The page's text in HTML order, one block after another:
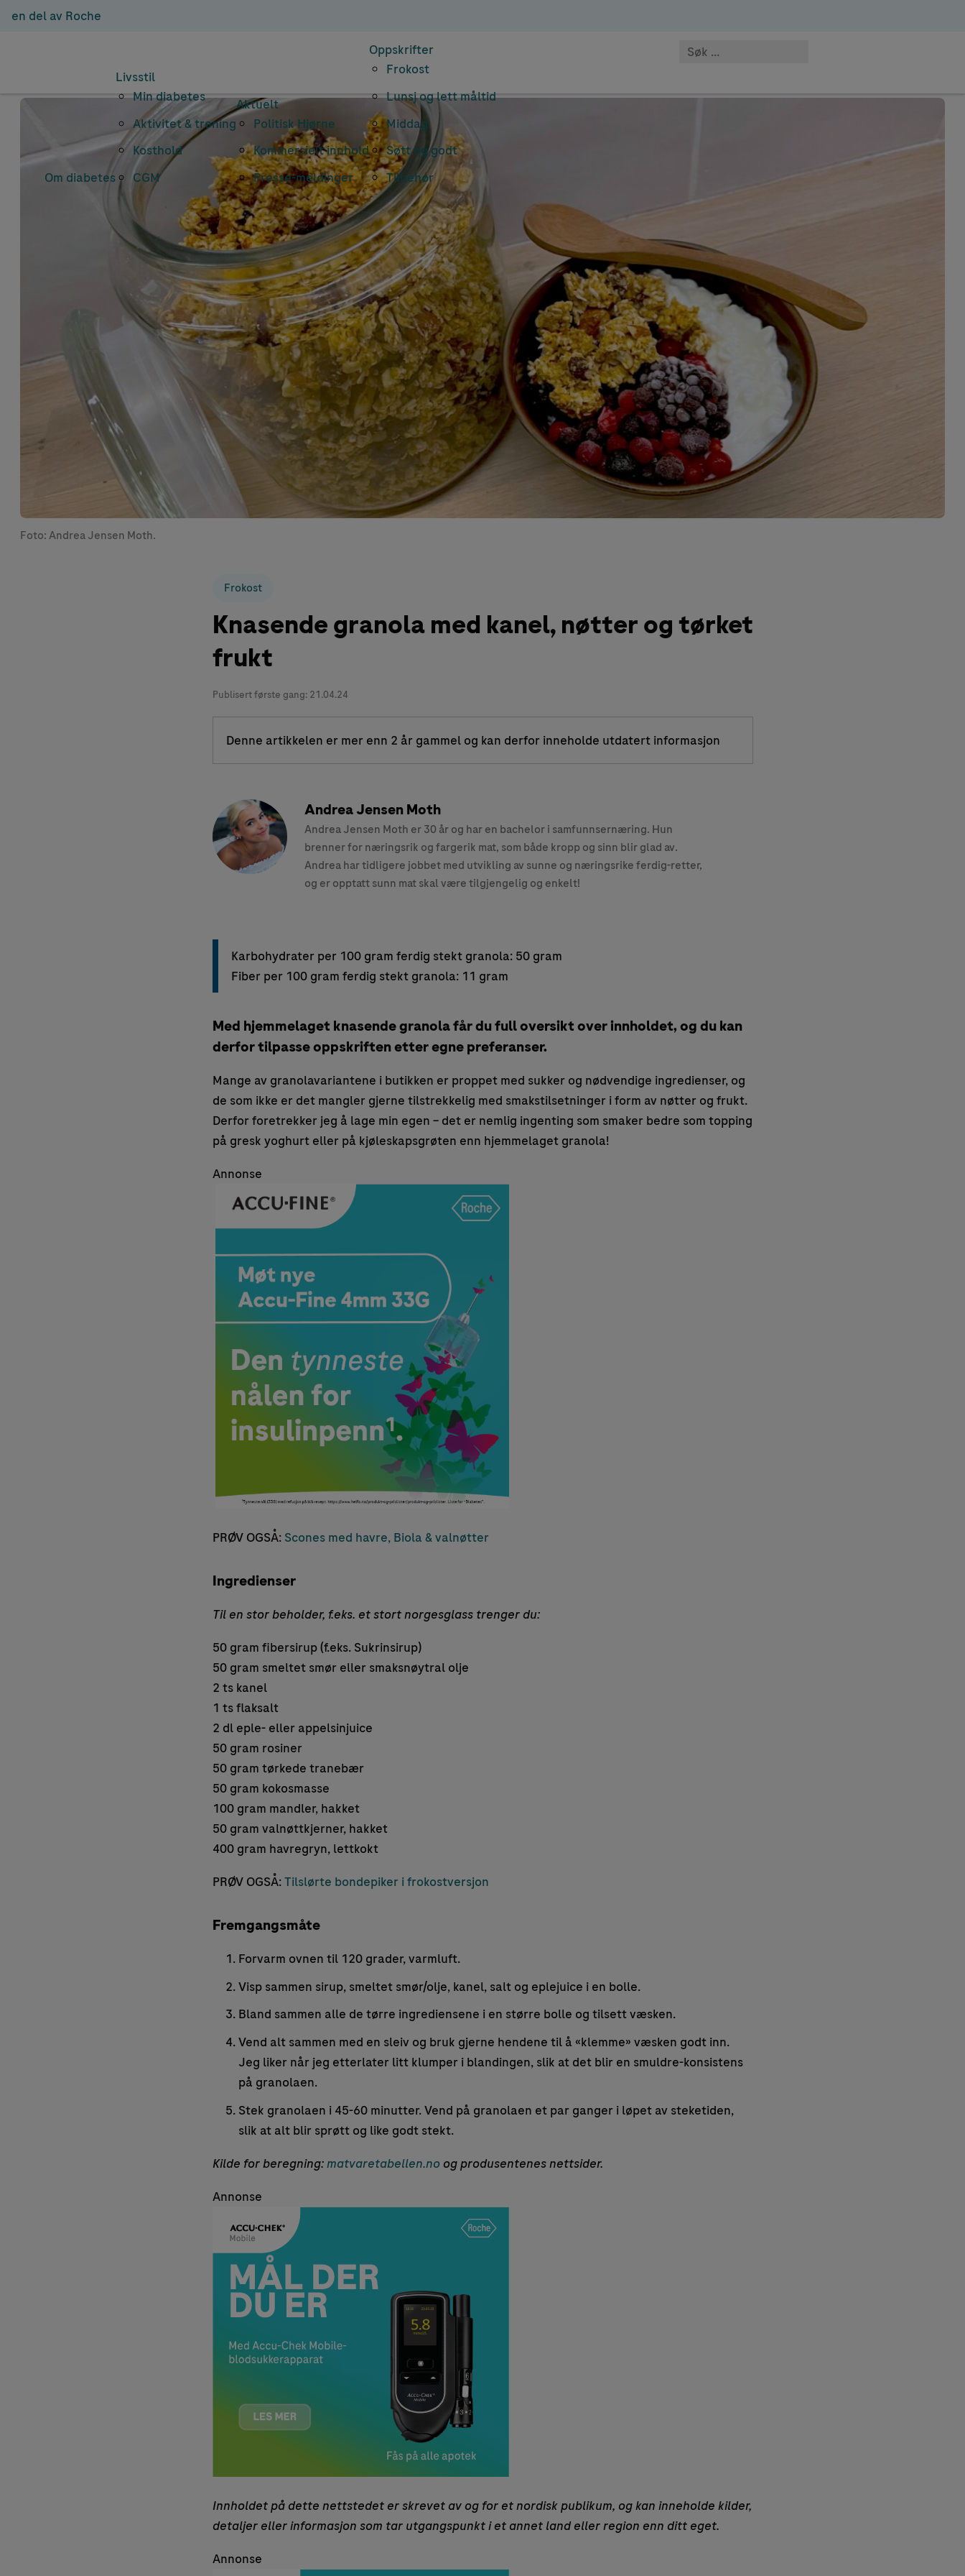
en del av Roche
Om diabetes
Livsstil
Min diabetes
Aktivitet & trening
Kosthold
CGM
Aktuelt
Politisk Hjørne
Kommersielt innhold
Presse-meldinger
Oppskrifter
Frokost
Lunsj og lett måltid
Middag
Søtt og godt
Tilbehør
Foto: Andrea Jensen Moth.
Frokost
Knasende granola med kanel, nøtter og tørket
frukt
Publisert første gang: 21.04.24
Denne artikkelen er mer enn 2 år gammel og kan derfor inneholde utdatert informasjon
Andrea Jensen Moth
Andrea Jensen Moth er 30 år og har en bachelor i samfunnsernæring. Hun
brenner for næringsrik og fargerik mat, som både kropp og sinn blir glad av.
Andrea har tidligere jobbet med utvikling av sunne og næringsrike ferdig-retter,
og er opptatt sunn mat skal være tilgjengelig og enkelt!
Karbohydrater per 100 gram ferdig stekt granola: 50 gram
Fiber per 100 gram ferdig stekt granola: 11 gram
Med hjemmelaget knasende granola får du full oversikt over innholdet, og du kan
derfor tilpasse oppskriften etter egne preferanser.
Mange av granolavariantene i butikken er proppet med sukker og nødvendige ingredienser, og
de som ikke er det mangler gjerne tilstrekkelig med smakstilsetninger i form av nøtter og frukt.
Derfor foretrekker jeg å lage min egen – det er nemlig ingenting som smaker bedre som topping
på gresk yoghurt eller på kjøleskapsgrøten enn hjemmelaget granola!
Annonse
PRØV OGSÅ: Scones med havre, Biola & valnøtter
Ingredienser
Til en stor beholder, f.eks. et stort norgesglass trenger du:
50 gram fibersirup (f.eks. Sukrinsirup)
50 gram smeltet smør eller smaksnøytral olje
2 ts kanel
1 ts flaksalt
2 dl eple- eller appelsinjuice
50 gram rosiner
50 gram tørkede tranebær
50 gram kokosmasse
100 gram mandler, hakket
50 gram valnøttkjerner, hakket
400 gram havregryn, lettkokt
PRØV OGSÅ:Tilslørte bondepiker i frokostversjon
Fremgangsmåte
Forvarm ovnen til 120 grader, varmluft.
Visp sammen sirup, smeltet smør/olje, kanel, salt og eplejuice i en bolle.
Bland sammen alle de tørre ingrediensene i en større bolle og tilsett væsken.
Vend alt sammen med en sleiv og bruk gjerne hendene til å «klemme» væsken godt inn.
Jeg liker når jeg etterlater litt klumper i blandingen, slik at det blir en smuldre-konsistens
på granolaen.
Stek granolaen i 45-60 minutter. Vend på granolaen et par ganger i løpet av steketiden,
slik at alt blir sprøtt og like godt stekt.
Kilde for beregning:matvaretabellen.noog produsentenes nettsider.
Annonse
Innholdet på dette nettstedet er skrevet av og for et nordisk publikum, og kan inneholde kilder,
detaljer eller informasjon som tar utgangspunkt i et annet land eller region enn ditt eget.
Annonse